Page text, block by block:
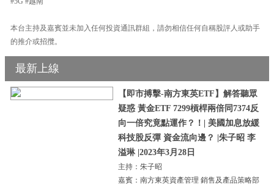
本台主持及嘉賓並未加入任何投資通訊群組，請勿相信任何自稱股評人或助手
的推介或招攬。
最新上線
【即市搏擊-南方東英ETF】解答聽眾
疑惑 黃金ETF 7299槓桿兩倍同7374反
向一倍究竟點運作？！| 美國加息放緩
科技股反彈 資金流向邊？ |朱子昭 李
溢琳 |2023年3月28日
主持：朱子昭
嘉賓：南方東英資產管理 銷售及產品策略部